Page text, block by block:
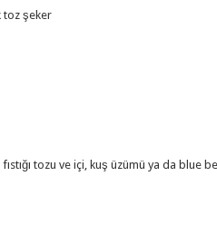
toz şeker
tozu ve içi, kuş üzümü ya da blue